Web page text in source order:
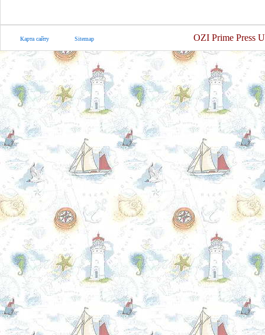
Карта сайту Sitemap OZI Prime Press